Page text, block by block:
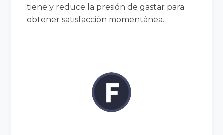
tiene y reduce la presión de gastar para
obtener satisfacción momentánea.